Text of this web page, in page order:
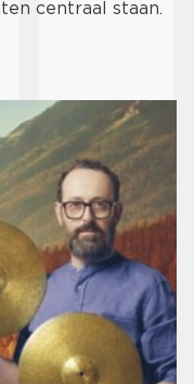
centraal staan.